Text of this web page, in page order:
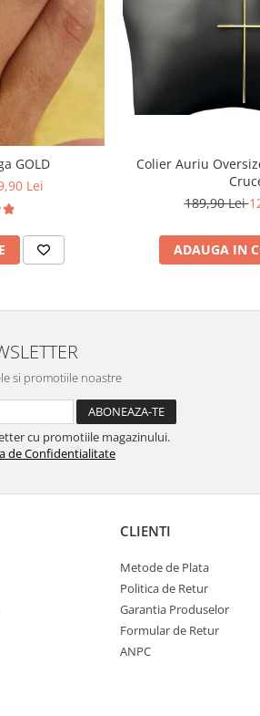
GOLD
Lei
Colier Auriu
189,90 Lei
ADAUGA IN
si promotiile noastre
cu promotiile magazinului.
de Confidentialitate
CLIENTI
Metode de Plata
Politica de Retur
Garantia Produselor
Formular de Retur
ANPC